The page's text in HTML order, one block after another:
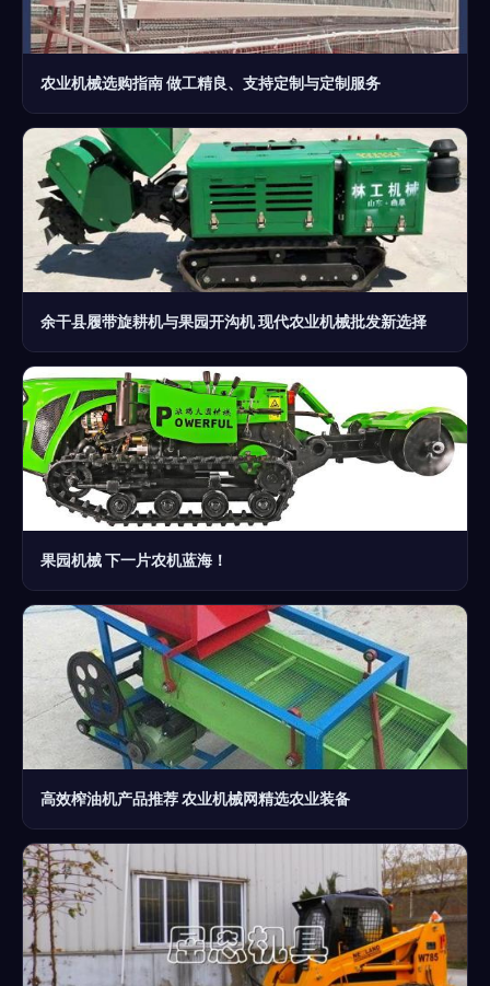
农业机械选购指南 做工精良、支持定制与定制服务
余干县履带旋耕机与果园开沟机 现代农业机械批发新选择
果园机械 下一片农机蓝海！
高效榨油机产品推荐 农业机械网精选农业装备